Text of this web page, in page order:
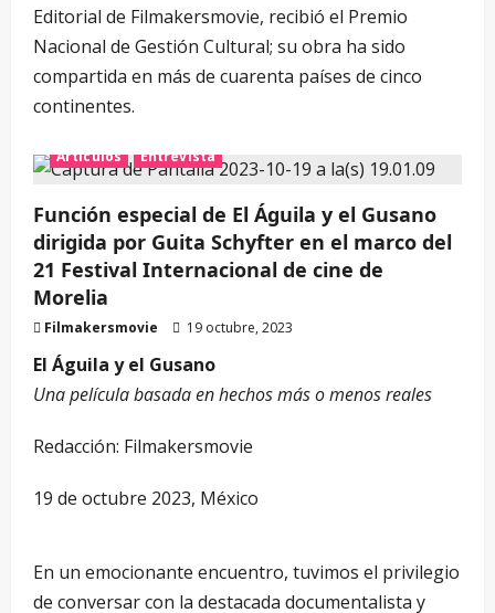
Editorial de Filmakersmovie, recibió el Premio
Nacional de Gestión Cultural; su obra ha sido
compartida en más de cuarenta países de cinco
continentes.
Artículos Entrevista
Función especial de El Águila y el Gusano
dirigida por Guita Schyfter en el marco del
21 Festival Internacional de cine de
Morelia
Filmakersmovie 19 octubre, 2023
El Águila y el Gusano
Una película basada en hechos más o menos reales
Redacción: Filmakersmovie
19 de octubre 2023, México
En un emocionante encuentro, tuvimos el privilegio
de conversar con la destacada documentalista y